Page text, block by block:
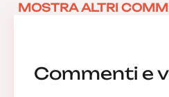
Commenti e
MOSTRA ALTRI